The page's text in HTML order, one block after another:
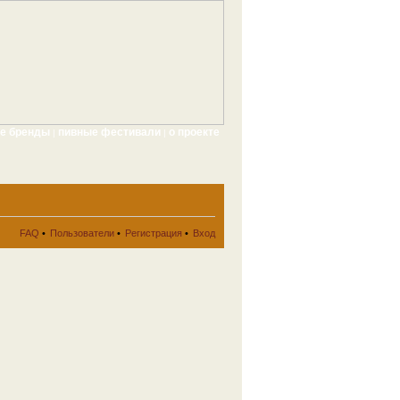
бренды пивные фестивали о проекте
FAQ • Пользователи • Регистрация • Вход